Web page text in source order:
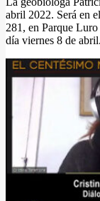
abril 2022. Será en
281, en Parque
día viernes 8 de